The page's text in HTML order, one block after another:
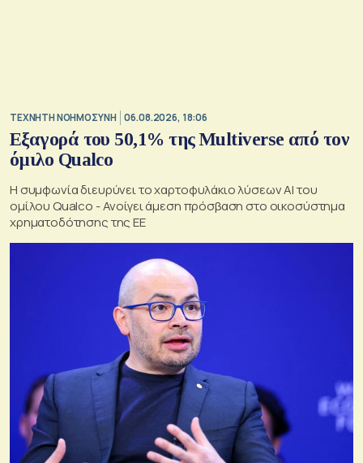
TΕΧΝΗΤΗ ΝΟΗΜΟΣΥΝΗ 06.08.2026, 18:06
Εξαγορά του 50,1% της Multiverse από τον
όμιλο Qualco
Η συμφωνία διευρύνει το χαρτοφυλάκιο λύσεων ΑΙ του
ομίλου Qualco - Ανοίγει άμεση πρόσβαση στο οικοσύστημα
χρηματοδότησης της ΕΕ